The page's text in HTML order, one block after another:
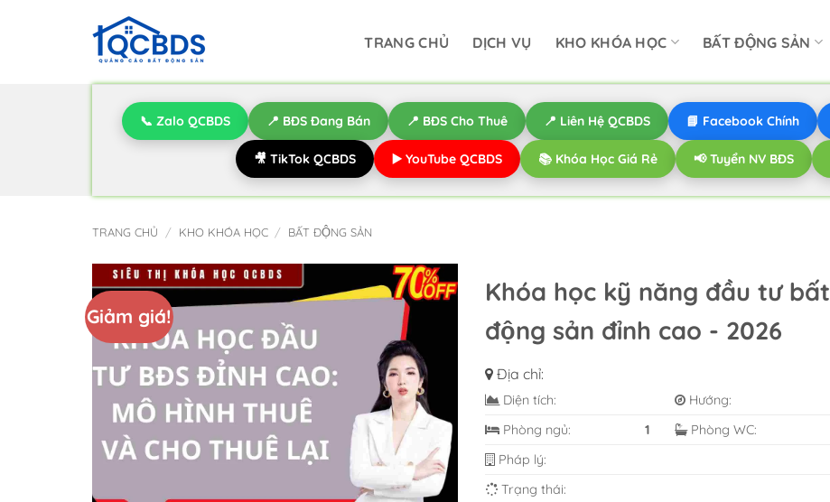
TRANG CHỦ DỊCH VỤ KHO KHÓA HỌC BẤT ĐỘNG SẢN
📞 Zalo QCBDS 📍 BĐS Đang Bán 📍 BĐS Cho Thuê 📍 Liên Hệ QCBDS 📘 Facebook Chính
🎥 TikTok QCBDS ▶️ YouTube QCBDS 📚 Khóa Học Giá Rẻ 📢 Tuyển NV BĐS
TRANG CHỦ / KHO KHÓA HỌC / BẤT ĐỘNG SẢN
Giảm giá!
Khóa học kỹ năng đầu tư bất
động sản đỉnh cao - 2026
Địa chỉ:
Diện tích:
Hướng:
Phòng ngủ:
1 Phòng WC:
Pháp lý:
Trạng thái: